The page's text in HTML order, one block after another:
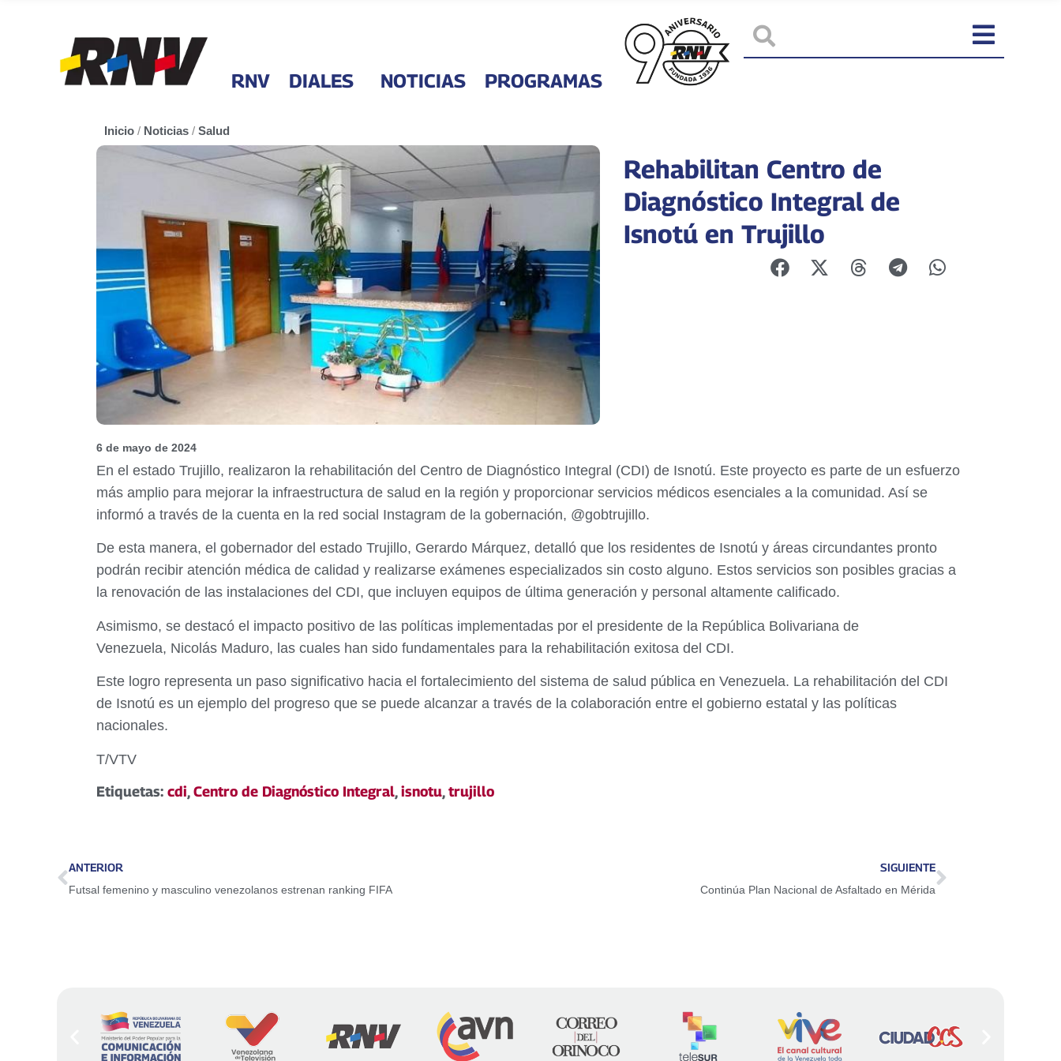
RNV DIALES NOTICIAS PROGRAMAS
Inicio / Noticias / Salud
Rehabilitan Centro de
Diagnóstico Integral de
Isnotú en Trujillo
6 de mayo de 2024
En el estado Trujillo, realizaron la rehabilitación del Centro de Diagnóstico Integral (CDI) de Isnotú. Este proyecto es parte de un esfuerzo
más amplio para mejorar la infraestructura de salud en la región y proporcionar servicios médicos esenciales a la comunidad. Así se
informó a través de la cuenta en la red social Instagram de la gobernación, @gobtrujillo.
De esta manera, el gobernador del estado Trujillo, Gerardo Márquez, detalló que los residentes de Isnotú y áreas circundantes pronto
podrán recibir atención médica de calidad y realizarse exámenes especializados sin costo alguno. Estos servicios son posibles gracias a
la renovación de las instalaciones del CDI, que incluyen equipos de última generación y personal altamente calificado.
Asimismo, se destacó el impacto positivo de las políticas implementadas por el presidente de la República Bolivariana de
Venezuela, Nicolás Maduro, las cuales han sido fundamentales para la rehabilitación exitosa del CDI.
Este logro representa un paso significativo hacia el fortalecimiento del sistema de salud pública en Venezuela. La rehabilitación del CDI
de Isnotú es un ejemplo del progreso que se puede alcanzar a través de la colaboración entre el gobierno estatal y las políticas
nacionales.
T/VTV
Etiquetas: cdi,Centro de Diagnóstico Integral,isnotu,trujillo
ANTERIOR
Futsal femenino y masculino venezolanos estrenan ranking FIFA
SIGUIENTE
Continúa Plan Nacional de Asfaltado en Mérida